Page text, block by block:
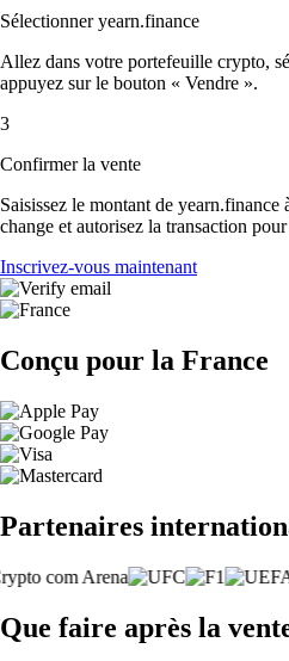
Sélectionner yearn.finance
Allez dans votre portefeuille crypto,
appuyez sur le bouton « Vendre ».
3
Confirmer la vente
Saisissez le montant de
change et autorisez la transaction
Inscrivez-vous maintenant
Conçu pour la France
Partenaires
Que faire après la